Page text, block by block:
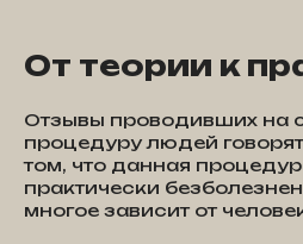
От теории к
Отзывы проводивших на
процедуру людей
том, что данная
практически
многое зависит от